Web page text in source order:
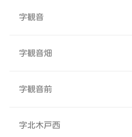
字観音
字観音畑
字観音前
字北木戸西